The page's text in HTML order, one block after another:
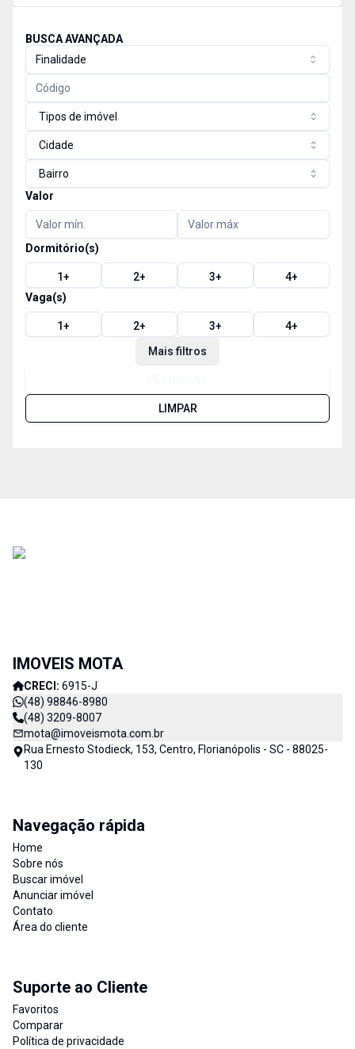
BUSCA AVANÇADA
Finalidade
Tipos de imóvel
Cidade
Bairro
Valor
Dormitório(s)
1+ 2+ 3+ 4+
Vaga(s)
1+ 2+ 3+ 4+
Mais filtros
LIMPAR
IMOVEIS MOTA
CRECI: 6915-J
(48) 98846-8980
(48) 3209-8007
mota@imoveismota.com.br
Rua Ernesto Stodieck, 153, Centro, Florianópolis - SC - 88025-
130
Navegação rápida
Home
Sobre nós
Buscar imóvel
Anunciar imóvel
Contato
Área do cliente
Suporte ao Cliente
Favoritos
Comparar
Política de privacidade